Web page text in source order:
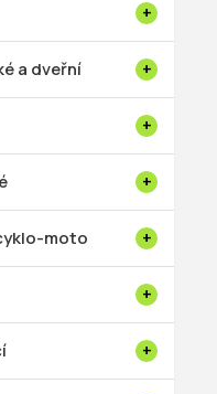
a dveřní
moto